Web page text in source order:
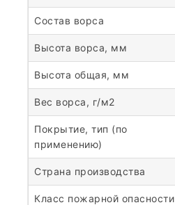
Состав ворса
Высота ворса, мм
Высота общая, мм
Вес ворса, г/м2
Покрытие, тип (по
применению)
Страна производства
Класс пожарной опасности